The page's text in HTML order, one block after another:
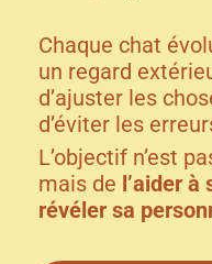
Chaque chat
un regard
d’ajuster les
d’éviter les
L’objectif n’est
mais de l’aider à
révéler sa